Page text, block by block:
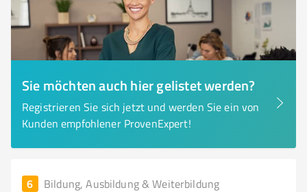
Sie möchten auch hier gelistet werden?
Registrieren Sie sich jetzt und werden Sie ein von
Kunden empfohlener ProvenExpert!
6 Bildung, Ausbildung & Weiterbildung